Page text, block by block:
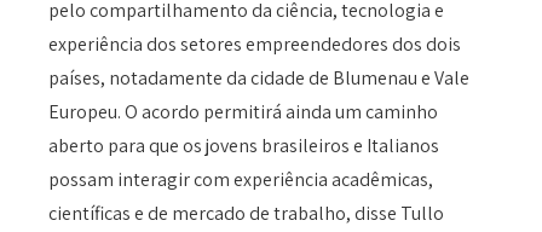
pelo compartilhamento da ciência, tecnologia e
experiência dos setores empreendedores dos dois
países, notadamente da cidade de Blumenau e Vale
Europeu. O acordo permitirá ainda um caminho
aberto para que os jovens brasileiros e Italianos
possam interagir com experiência acadêmicas,
científicas e de mercado de trabalho, disse Tullo